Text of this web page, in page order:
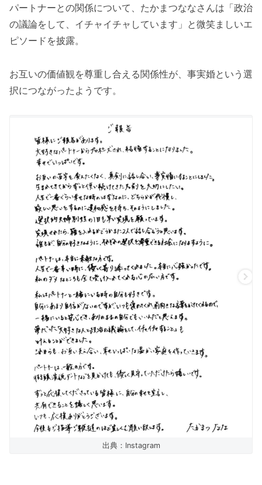
パートナーとの関係について、たかまつななさんは「政治
の議論をして、イチャイチャしています」と微笑ましいエ
ピソードを披露。
お互いの価値観を尊重し合える関係性が、事実婚という選
択につながったようです。
出典：Instagram